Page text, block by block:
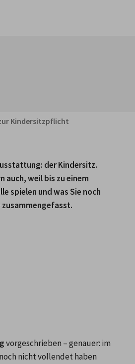
Kindersitzpflicht
der Kindersitz.
auch, weil bis zu einem
spielen und was Sie noch
zusammengefasst.
nicht vollendet haben